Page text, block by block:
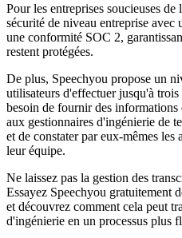
Pour les entreprises soucieuses
sécurité de niveau entreprise avec
une conformité SOC 2,
restent protégées.
De plus, Speechyou propose un
utilisateurs d'effectuer jusqu'à
besoin de fournir des informations
aux gestionnaires d'ingénierie de
et de constater par eux-mêmes les
leur équipe.
Ne laissez pas la gestion des
Essayez Speechyou gratuitement
et découvrez comment cela peut
d'ingénierie en un processus plus